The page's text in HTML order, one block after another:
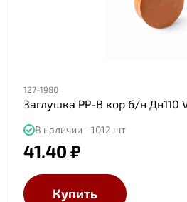
127-1980
Заглушка PP-B кор б/н Дн110
В наличии - 1012 шт
41.40 ₽
Купить